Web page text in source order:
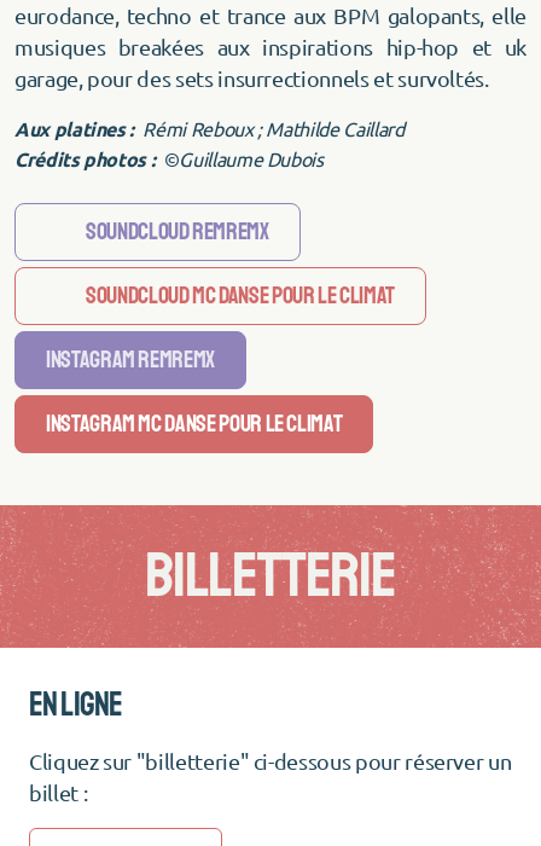
eurodance, techno et trance aux BPM galopants, elle
musiques breakées aux inspirations hip-hop et uk
garage, pour des sets insurrectionnels et survoltés.
Aux platines : Rémi Reboux ; Mathilde Caillard
Crédits photos : ©Guillaume Dubois
Soundcloud Remremx
Soundcloud MC Danse pour le climat
Instagram REMREMX
Instagram MC DANSE POUR LE CLIMAT
BILLETTERIE
EN LIGNE
Cliquez sur "billetterie" ci-dessous pour réserver un
billet :